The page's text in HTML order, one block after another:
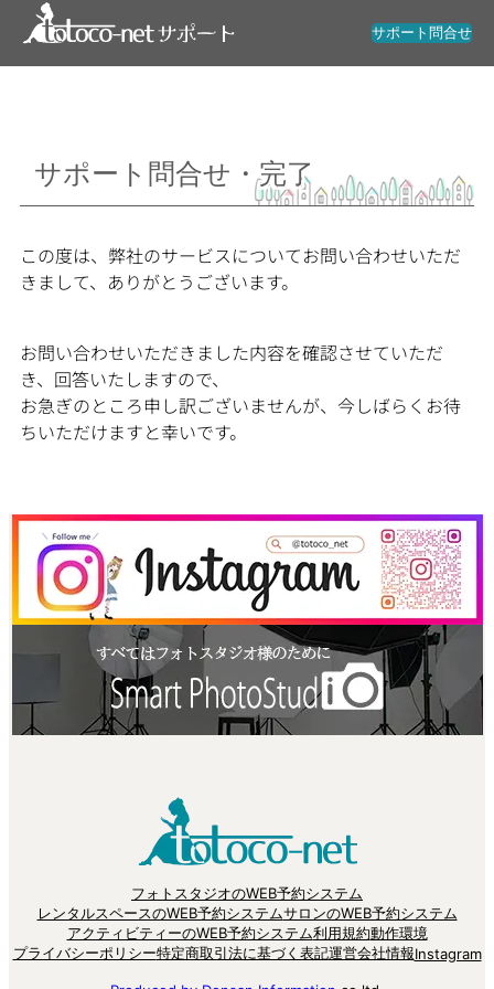
容
を
サポート問合せ
サポート問合せ・完了
この度は、弊社のサービスについてお問い合わせいただ
きまして、ありがとうございます。
お問い合わせいただきました内容を確認させていただ
き、回答いたしますので、
お急ぎのところ申し訳ございませんが、今しばらくお待
ちいただけますと幸いです。
フォトスタジオのWEB予約システム
レンタルスペースのWEB予約システムサロンのWEB予約システム
アクティビティーのWEB予約システム利用規約動作環境
プライバシーポリシー特定商取引法に基づく表記運営会社情報Instagram